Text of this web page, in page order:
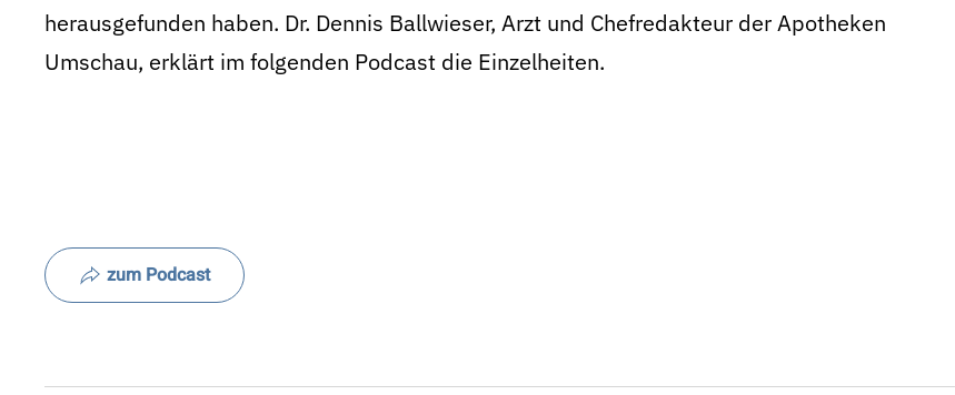
herausgefunden haben. Dr. Dennis Ballwieser, Arzt und Chefredakteur der Apotheken
Umschau, erklärt im folgenden Podcast die Einzelheiten.
zum Podcast